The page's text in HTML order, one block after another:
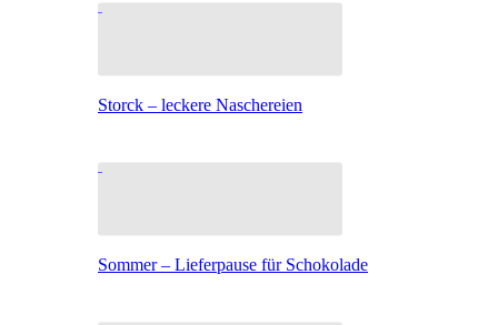
Storck – leckere Naschereien
Sommer – Lieferpause für Schokolade